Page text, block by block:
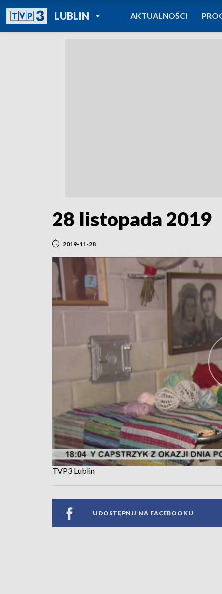
LUBLINPOWRÓT DO
TVP REGIONY
AKTUALNOŚCI
28 listopada 2019
2019-11-28
TVP3 Lublin
UDOSTĘPNIJ NA FACEBOOKU